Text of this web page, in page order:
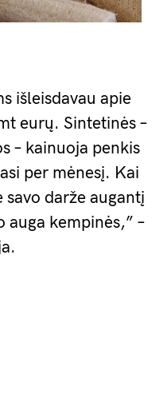
išleisdavau apie
eurų. Sintetinės –
– kainuoja penkis
per mėnesį. Kai
darže augantį
auga kempinės,” –